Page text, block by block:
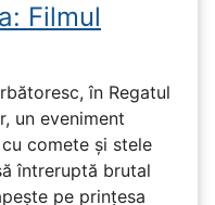
Filmul
în Regatul
un eveniment
comete și stele
întreruptă brutal
pe prinţesa